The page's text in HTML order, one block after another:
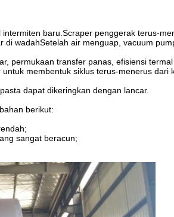
baru.Scraper penggerak terus-
wadahSetelah air menguap, vacuum
permukaan transfer panas, efisiensi termal
membentuk siklus terus-menerus dari
dapat dikeringkan dengan lancar.
berikut:
sangat beracun;